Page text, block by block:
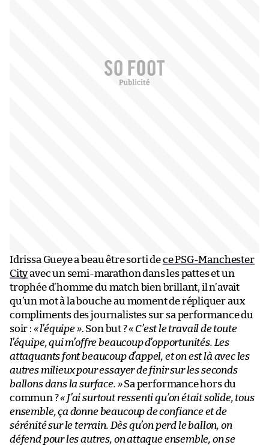
Idrissa Gueye a beau être sorti dece PSG-Manchester
Cityavec un semi-marathon dans les pattes et un
trophée d’homme du match bien brillant, il n’avait
qu’un mot à la bouche au moment de répliquer aux
compliments des journalistes sur sa performance du
soir : « l’équipe ». Son but ?« C’est le travail de toute
l’équipe, qui m’offre beaucoup d’opportunités. Les
attaquants font beaucoup d’appel, et on est là avec les
autres milieux pour essayer de finir sur les seconds
ballons dans la surface. »Sa performance hors du
commun ?« J’ai surtout ressenti qu’on était solide, tous
ensemble, ça donne beaucoup de confiance et de
sérénité sur le terrain. Dès qu’on perd le ballon, on
défend pour les autres, on attaque ensemble, on se